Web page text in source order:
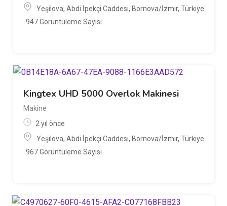
Yeşilova, Abdi İpekçi Caddesi, Bornova/İzmir, Türkiye
947 Görüntüleme Sayısı
Kingtex UHD 5000 Overlok Makinesi
Makine
2 yıl önce
Yeşilova, Abdi İpekçi Caddesi, Bornova/İzmir, Türkiye
967 Görüntüleme Sayısı